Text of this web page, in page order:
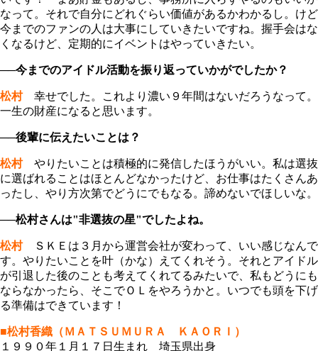
なって。それで自分にどれぐらい価値があるかわかるし。けど
今までのファンの人は大事にしていきたいですね。握手会はな
くなるけど、定期的にイベントはやっていきたい。
──今までのアイドル活動を振り返っていかがでしたか？
松村幸せでした。これより濃い９年間はないだろうなって。
一生の財産になると思います。
──後輩に伝えたいことは？
松村やりたいことは積極的に発信したほうがいい。私は選抜
に選ばれることはほとんどなかったけど、お仕事はたくさんあ
ったし、やり方次第でどうにでもなる。諦めないでほしいな。
──松村さんは"非選抜の星"でしたよね。
松村ＳＫＥは３月から運営会社が変わって、いい感じなんで
す。やりたいことを叶（かな）えてくれそう。それとアイドル
が引退した後のことも考えてくれてるみたいで、私もどうにも
ならなかったら、そこでＯＬをやろうかと。いつでも頭を下げ
る準備はできています！
■松村香織（ＭＡＴＳＵＭＵＲＡ ＫＡＯＲＩ）
１９９０年１月１７日生まれ 埼玉県出身